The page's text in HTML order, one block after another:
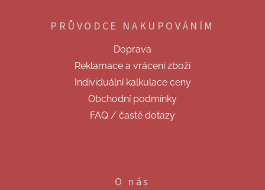
í
p
r
v
k
y
v
ý
p
i
PRŮVODCE NAKUPOVÁNÍM
Doprava
Reklamace a vrácení zboží
Individuální kalkulace ceny
Obchodní podmínky
FAQ / časté dotazy
O nás